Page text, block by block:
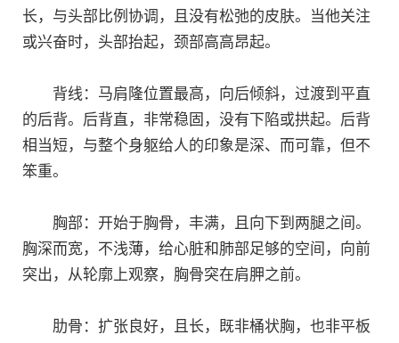
长，与头部比例协调，且没有松弛的皮肤。当他关注
或兴奋时，头部抬起，颈部高高昂起。
背线：马肩隆位置最高，向后倾斜，过渡到平直
的后背。后背直，非常稳固，没有下陷或拱起。后背
相当短，与整个身躯给人的印象是深、而可靠，但不
笨重。
胸部：开始于胸骨，丰满，且向下到两腿之间。
胸深而宽，不浅薄，给心脏和肺部足够的空间，向前
突出，从轮廓上观察，胸骨突在肩胛之前。
肋骨：扩张良好，且长，既非桶状胸，也非平板